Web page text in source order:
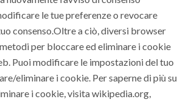
le tue preferenze o revocare
consenso.Oltre a ciò, diversi browser
per bloccare ed eliminare i cookie
Puoi modificare le impostazioni del tuo
eliminare i cookie. Per saperne di più su
i cookie, visita wikipedia.org,